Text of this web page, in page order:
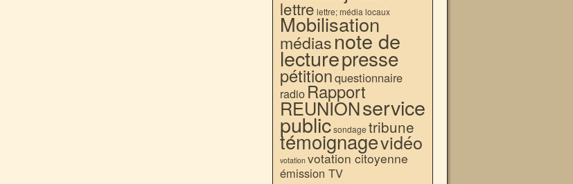
lettre lettre; média locaux
Mobilisation
médiasnote de
lecturepresse
pétitionquestionnaire
radio Rapport
REUNIONservice
publicsondage tribune
témoignagevidéo
votation votation citoyenne
émission TV